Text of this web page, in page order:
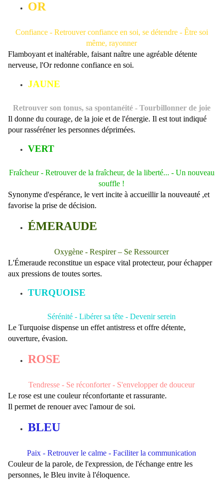
OR
Confiance - Retrouver confiance en soi, se détendre - Être soi
même, rayonner
Flamboyant et inaltérable, faisant naître une agréable détente
nerveuse, l'Or redonne confiance en soi.
JAUNE
Retrouver son tonus, sa spontanéité - Tourbillonner de joie
Il donne du courage, de la joie et de l'énergie. Il est tout indiqué
pour rasséréner les personnes déprimées.
VERT
Fraîcheur - Retrouver de la fraîcheur, de la liberté... - Un nouveau
souffle !
Synonyme d'espérance, le vert incite à accueillir la nouveauté ,et
favorise la prise de décision.
ÉMERAUDE
Oxygène - Respirer – Se Ressourcer
L'Émeraude reconstitue un espace vital protecteur, pour échapper
aux pressions de toutes sortes.
TURQUOISE
Sérénité - Libérer sa tête - Devenir serein
Le Turquoise dispense un effet antistress et offre détente,
ouverture, évasion.
ROSE
Tendresse - Se réconforter - S'envelopper de douceur
Le rose est une couleur réconfortante et rassurante.
Il permet de renouer avec l'amour de soi.
BLEU
Paix - Retrouver le calme - Faciliter la communication
Couleur de la parole, de l'expression, de l'échange entre les
personnes, le Bleu invite à l'éloquence.